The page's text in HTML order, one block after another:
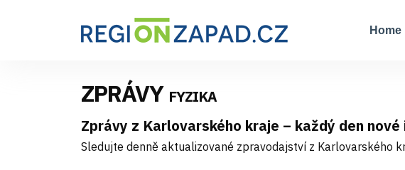
Home
ZPRÁVY FYZIKA
Zprávy z Karlovarského kraje – každý den
Sledujte denně aktualizované zpravodajství z Karlovarského